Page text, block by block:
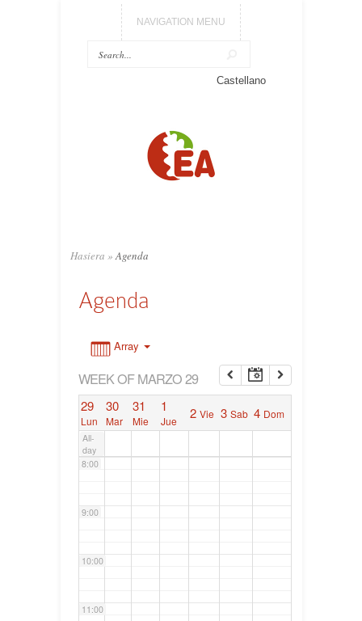
NAVIGATION MENU
Castellano
Hasiera » Agenda
Agenda
Array
WEEK OF MARZO 29
29
Lun
30
Mar
31
Mie
1
Jue 2 Vie 3 Sab 4 Dom
All-
day
7:00
8:00
9:00
10:00
11:00